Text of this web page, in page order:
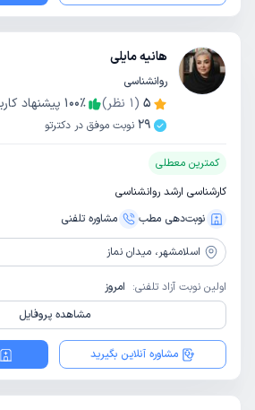
هانیه مایلی
روانشناسی
5
(
1 نظر) 100٪
پیشنهاد
29 نوبت موفق در دکترتو
کمترین معطلی
کارشناسی ارشد روانشناسی
نوبت‌دهی مطب
مشاوره‌ تلفنی
اسلامشهر، میدان نماز
اولین نوبت آزاد تلفنی: امروز
مشاهده پروفایل
مشاوره آنلاین بگیرید